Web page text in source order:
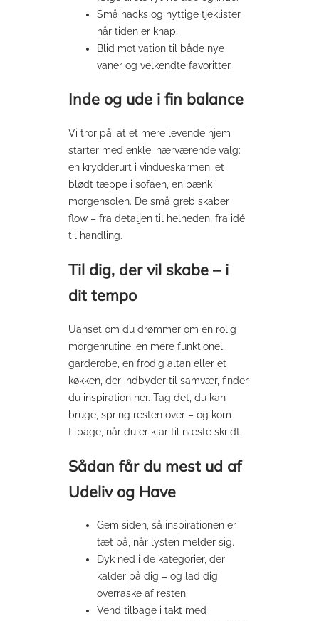
Små hacks og nyttige tjeklister,
når tiden er knap.
Blid motivation til både nye
vaner og velkendte favoritter.
Inde og ude i fin balance
Vi tror på, at et mere levende hjem
starter med enkle, nærværende valg:
en krydderurt i vindueskarmen, et
blødt tæppe i sofaen, en bænk i
morgensolen. De små greb skaber
flow – fra detaljen til helheden, fra idé
til handling.
Til dig, der vil skabe – i
dit tempo
Uanset om du drømmer om en rolig
morgenrutine, en mere funktionel
garderobe, en frodig altan eller et
køkken, der indbyder til samvær, finder
du inspiration her. Tag det, du kan
bruge, spring resten over – og kom
tilbage, når du er klar til næste skridt.
Sådan får du mest ud af
Udeliv og Have
Gem siden, så inspirationen er
tæt på, når lysten melder sig.
Dyk ned i de kategorier, der
kalder på dig – og lad dig
overraske af resten.
Vend tilbage i takt med